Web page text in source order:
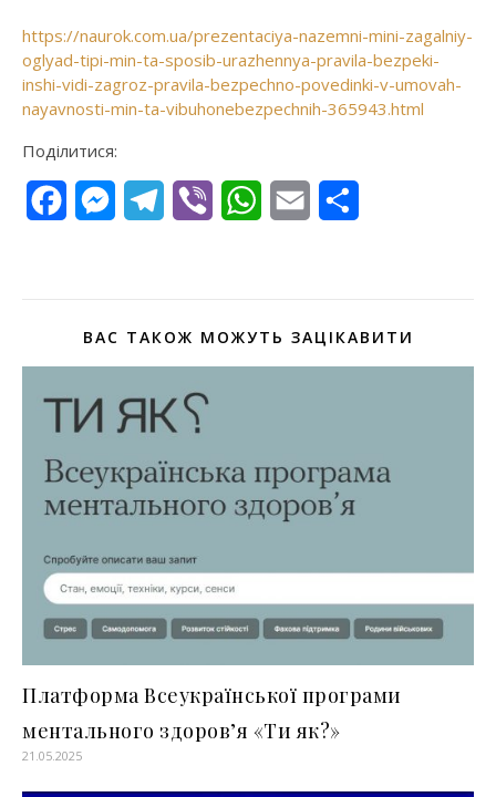
https://naurok.com.ua/prezentaciya-nazemni-mini-zagalniy-
oglyad-tipi-min-ta-sposib-urazhennya-pravila-bezpeki-
inshi-vidi-zagroz-pravila-bezpechno-povedinki-v-umovah-
nayavnosti-min-ta-vibuhonebezpechnih-365943.html
Поділитися:
FacebookMessengerTelegram
Viber WhatsApp
Email
ВАС ТАКОЖ МОЖУТЬ ЗАЦІКАВИТИ
Платформа Всеукраїнської програми
ментального здоров’я «Ти як?»
21.05.2025